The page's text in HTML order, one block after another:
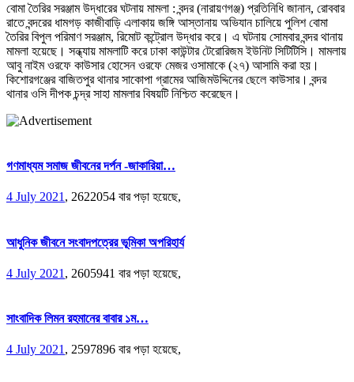
বোমা তৈরির সরঞ্জাম উদ্ধারের ঘটনায় মামলা : বন্দর (নারায়ণগঞ্জ) প্রতিনিধি জানান, রোববার
রাতে বন্দরের ধামগড় কাজীবাড়ি এলাকায় জঙ্গি আস্তানায় অভিযান চালিয়ে পুলিশ বোমা
তৈরির বিপুল পরিমাণ সরঞ্জাম, রিমোট কন্ট্রোল উদ্ধার করে। এ ঘটনায় সোমবার বন্দর থানায়
মামলা হয়েছে। সন্ধ্যায় মামলাটি করে ঢাকা কাউন্টার টেরোরিজম ইউনিট সিটিটিসি। মামলায়
আবু নাইম ওরফে কাউসার হোসেন ওরফে মেজর ওসামাকে (২৭) আসামি করা হয়।
কিশোরগঞ্জের বাজিতপুর থানার সাকোপা গ্রামের আজিমউদ্দিনের ছেলে কাউসার। বন্দর
থানার ওসি দীপক চন্দ্র সাহা মামলার বিষয়টি নিশ্চিত করেছেন।
গণমাধ্যম সমাজ জীবনের দর্পন -জাকারিয়া…
4 July 2021 , 2622054 বার পড়া হয়েছে,
আধুনিক জীবনে সংবাদপত্রের ভূমিকা অপরিহার্য
4 July 2021 , 2605941 বার পড়া হয়েছে,
সাংবাদিক লিমন রহমানের বাবার ১ম…
4 July 2021, 2597896 বার পড়া হয়েছে,